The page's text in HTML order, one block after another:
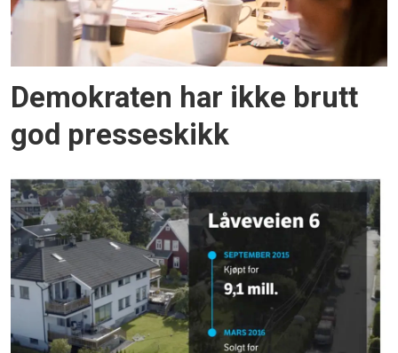
Demokraten har ikke brutt
god presseskikk